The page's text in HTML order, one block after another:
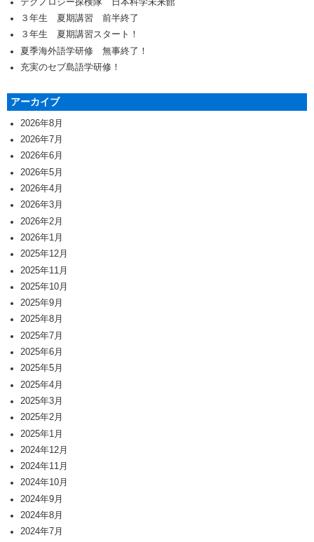
３年生 夏期講習 前半終了
３年生 夏期講習スタート！
夏季海外語学研修 無事終了！
充実のセブ島語学研修！
アーカイブ
2026年8月
2026年7月
2026年6月
2026年5月
2026年4月
2026年3月
2026年2月
2026年1月
2025年12月
2025年11月
2025年10月
2025年9月
2025年8月
2025年7月
2025年6月
2025年5月
2025年4月
2025年3月
2025年2月
2025年1月
2024年12月
2024年11月
2024年10月
2024年9月
2024年8月
2024年7月